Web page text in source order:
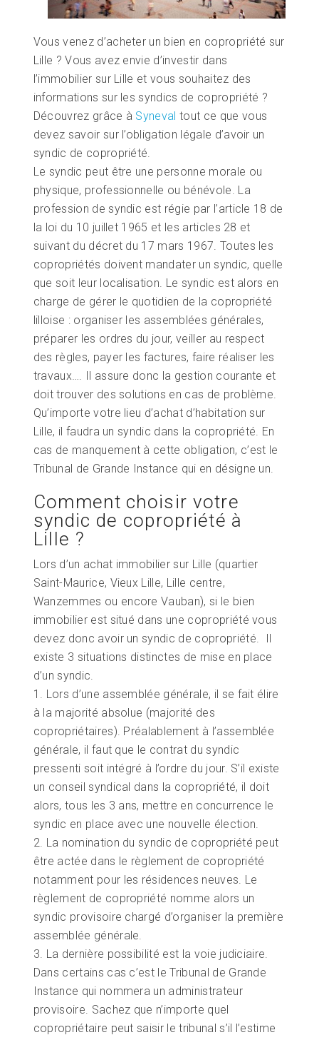
Vous venez d’acheter un bien en copropriété sur
Lille ? Vous avez envie d’investir dans
l’immobilier sur Lille et vous souhaitez des
informations sur les syndics de copropriété ?
Découvrez grâce à Syneval tout ce que vous
devez savoir sur l’obligation légale d’avoir un
syndic de copropriété.
Le syndic peut être une personne morale ou
physique, professionnelle ou bénévole. La
profession de syndic est régie par l’article 18 de
la loi du 10 juillet 1965 et les articles 28 et
suivant du décret du 17 mars 1967. Toutes les
copropriétés doivent mandater un syndic, quelle
que soit leur localisation. Le syndic est alors en
charge de gérer le quotidien de la copropriété
lilloise : organiser les assemblées générales,
préparer les ordres du jour, veiller au respect
des règles, payer les factures, faire réaliser les
travaux…. Il assure donc la gestion courante et
doit trouver des solutions en cas de problème.
Qu’importe votre lieu d’achat d’habitation sur
Lille, il faudra un syndic dans la copropriété. En
cas de manquement à cette obligation, c’est le
Tribunal de Grande Instance qui en désigne un.
Comment choisir votre
syndic de copropriété à
Lille ?
Lors d’un achat immobilier sur Lille (quartier
Saint-Maurice, Vieux Lille, Lille centre,
Wanzemmes ou encore Vauban), si le bien
immobilier est situé dans une copropriété vous
devez donc avoir un syndic de copropriété.
existe 3 situations distinctes de mise en place
d’un syndic.
1. Lors d’une assemblée générale, il se fait élire
à la majorité absolue (majorité des
copropriétaires). Préalablement à l’assemblée
générale, il faut que le contrat du syndic
pressenti soit intégré à l’ordre du jour. S’il existe
un conseil syndical dans la copropriété, il doit
alors, tous les 3 ans, mettre en concurrence le
syndic en place avec une nouvelle élection.
2. La nomination du syndic de copropriété peut
être actée dans le règlement de copropriété
notamment pour les résidences neuves. Le
règlement de copropriété nomme alors un
syndic provisoire chargé d’organiser la première
assemblée générale.
3. La dernière possibilité est la voie judiciaire.
Dans certains cas c’est le Tribunal de Grande
Instance qui nommera un administrateur
provisoire. Sachez que n’importe quel
copropriétaire peut saisir le tribunal s’il l’estime